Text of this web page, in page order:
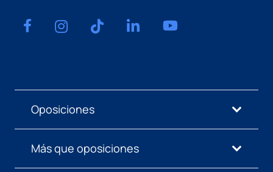
Oposiciones
Más que oposiciones